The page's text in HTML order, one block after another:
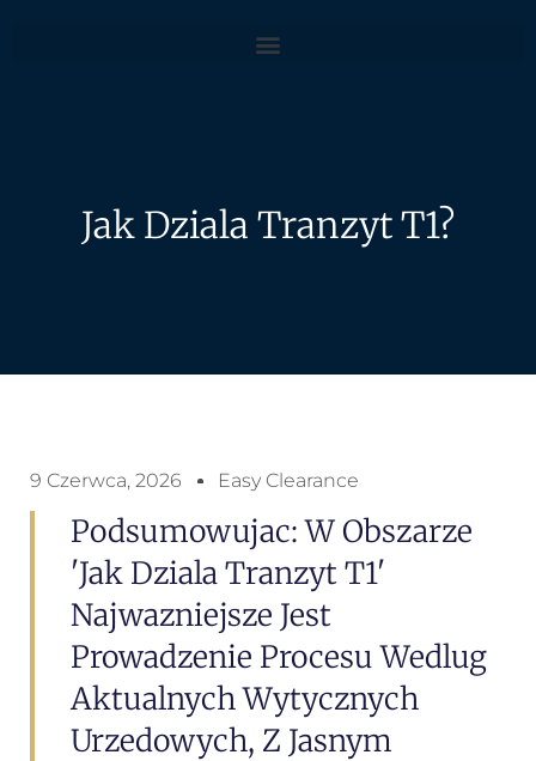
Jak Dziala Tranzyt T1?
9 Czerwca, 2026 Easy Clearance
Podsumowujac: W Obszarze
'jak Dziala Tranzyt T1'
Najwazniejsze Jest
Prowadzenie Procesu Wedlug
Aktualnych Wytycznych
Urzedowych, Z Jasnym